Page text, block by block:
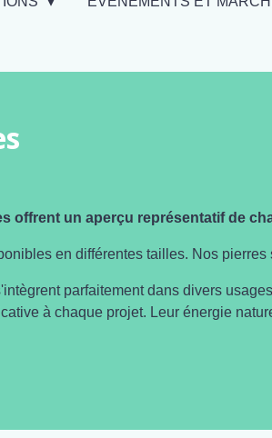
offrent un aperçu représentatif de
en différentes tailles. Nos
parfaitement dans divers
à chaque projet. Leur énergie